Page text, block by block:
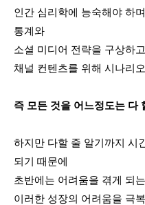
인간 심리학에 능숙해야 하
통계와
소셜 미디어 전략을 구상하
채널 컨텐츠를 위해 시나리
즉 모든 것을 어느정도는 다
하지만 다할 줄 알기까지 시
되기 때문에
초반에는 어려움을 겪게 되
이러한 성장의 어려움을 극